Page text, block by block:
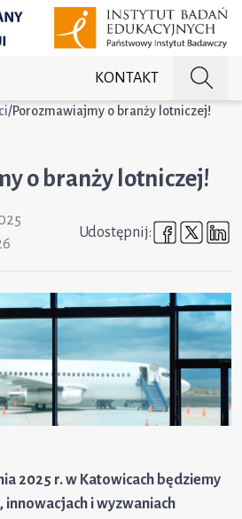
KONTAKT
/Porozmawiajmy o branży lotniczej!
o branży lotniczej!
Udostępnij:
2025 r. w Katowicach będziemy
innowacjach i wyzwaniach